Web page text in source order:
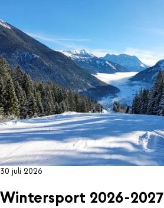
30 juli 2026
Wintersport 2026-2027